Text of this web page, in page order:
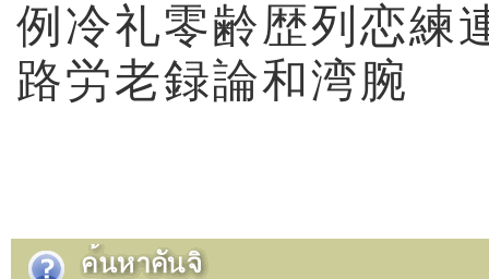
例 冷礼零齢 歴列 恋練
路労老録論和湾 腕